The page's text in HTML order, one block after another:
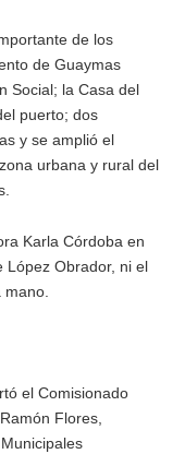
de los
de Guaymas
Social; la Casa del
puerto; dos
y se amplió el
urbana y rural del
Karla Córdoba en
López Obrador, ni el
el Comisionado
Flores,